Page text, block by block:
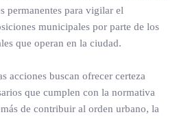
permanentes para vigilar el
municipales por parte de los
que operan en la ciudad.
acciones buscan ofrecer certeza
que cumplen con la normativa
de contribuir al orden urbano, la